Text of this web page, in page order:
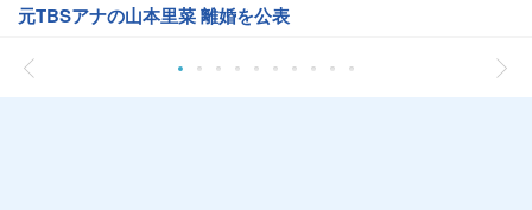
元TBSアナの山本里菜 離婚を公表